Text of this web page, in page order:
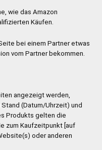
wie das Amazon
Käufen.
bei einem Partner etwas
vom Partner bekommen.
angezeigt werden,
(Datum/Uhrzeit) und
Produkts gelten die
zum Kaufzeitpunkt [auf
oder anderen